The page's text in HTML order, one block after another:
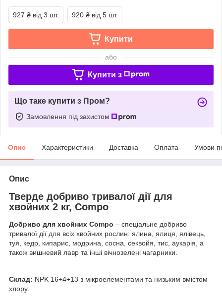
927 ₴ від 3 шт. 920 ₴ від 5 шт.
Купити
або
Купити з
Що таке купити з Пром?
Замовлення під захистом
Опис Характеристики Доставка Оплата Умови
Опис
Тверде добриво тривалої дії для
хвойних 2 кг, Compo
Добриво для хвойних Compo – спеціальне добриво
тривалої дії для всіх хвойних рослин: ялина, ялиця, ялівець,
туя, кедр, кипарис, модрина, сосна, секвойя, тис, аукарія, а
також вишневий лавр та інші вічнозелені чагарники.
Склад: NPK 16+4+13 з мікроелементами та низьким вмістом
хлору.